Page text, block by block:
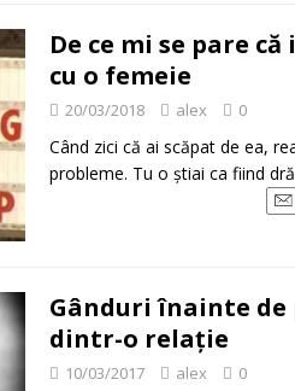
De ce mi se pare
cu o femeie
20/03/2018 alex 0
Când zici că ai scăpat de ea,
probleme. Tu o știai ca fiind
Gânduri înainte
dintr-o relație
10/03/2017 alex 0